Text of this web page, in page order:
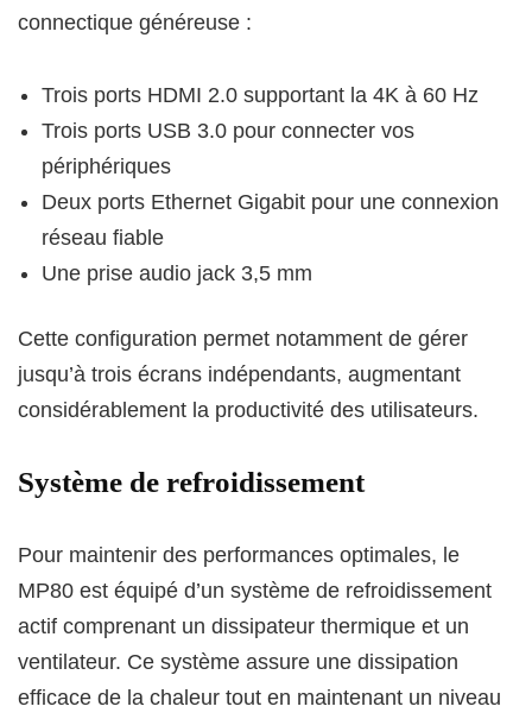
connectique généreuse :
Trois ports HDMI 2.0 supportant la 4K à 60 Hz
Trois ports USB 3.0 pour connecter vos
périphériques
Deux ports Ethernet Gigabit pour une connexion
réseau fiable
Une prise audio jack 3,5 mm
Cette configuration permet notamment de gérer
jusqu’à trois écrans indépendants, augmentant
considérablement la productivité des utilisateurs.
Système de refroidissement
Pour maintenir des performances optimales, le
MP80 est équipé d’un système de refroidissement
actif comprenant un dissipateur thermique et un
ventilateur. Ce système assure une dissipation
efficace de la chaleur tout en maintenant un niveau